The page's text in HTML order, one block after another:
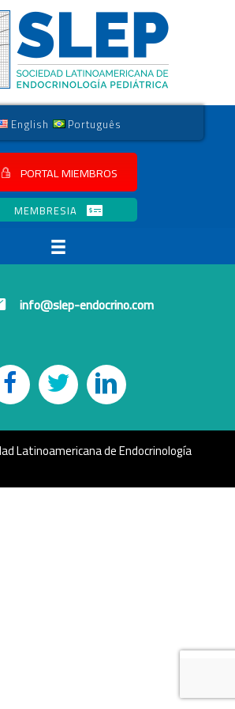
English Português
PORTAL MIEMBROS
MEMBRESIA
info@slep-endocrino.com
Latinoamericana de Endocrinología